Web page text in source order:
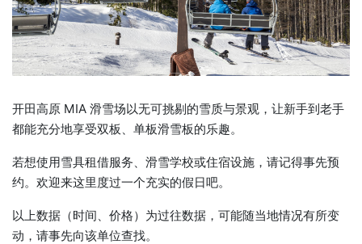
开田高原 MIA 滑雪场以无可挑剔的雪质与景观，让新手到老手
都能充分地享受双板、单板滑雪板的乐趣。
若想使用雪具租借服务、滑雪学校或住宿设施，请记得事先预
约。欢迎来这里度过一个充实的假日吧。
以上数据（时间、价格）为过往数据，可能随当地情况有所变
动，请事先向该单位查找。